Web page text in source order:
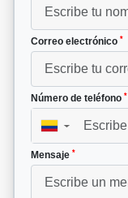
Correo electrónico *
Número de teléfono *
▼
Mensaje *